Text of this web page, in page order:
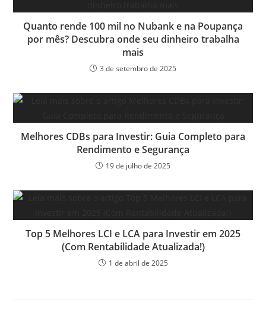
Quanto rende 100 mil no Nubank e na Poupança
por mês? Descubra onde seu dinheiro trabalha
mais
3 de setembro de 2025
Melhores CDBs para Investir: Guia Completo para
Rendimento e Segurança
19 de julho de 2025
Top 5 Melhores LCI e LCA para Investir em 2025
(Com Rentabilidade Atualizada!)
1 de abril de 2025